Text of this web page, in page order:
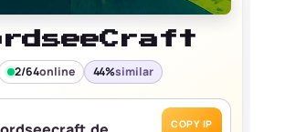
2/64online 44%similar
COPY IP